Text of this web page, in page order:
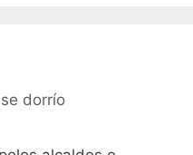
dorrío